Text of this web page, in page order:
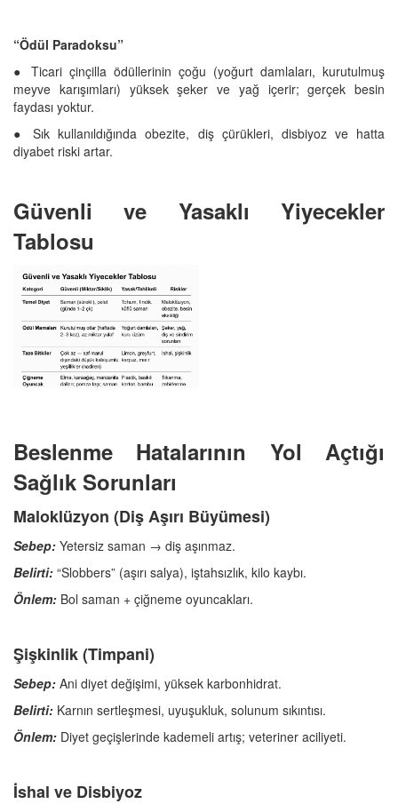
“Ödül Paradoksu”
● Ticari çinçilla ödüllerinin çoğu (yoğurt damlaları, kurutulmuş
meyve karışımları) yüksek şeker ve yağ içerir; gerçek besin
faydası yoktur.
● Sık kullanıldığında obezite, diş çürükleri, disbiyoz ve hatta
diyabet riski artar.
Güvenli ve Yasaklı Yiyecekler
Tablosu
Beslenme Hatalarının Yol Açtığı
Sağlık Sorunları
Maloklüzyon (Diş Aşırı Büyümesi)
Sebep: Yetersiz saman → diş aşınmaz.
Belirti: “Slobbers” (aşırı salya), iştahsızlık, kilo kaybı.
Önlem: Bol saman + çiğneme oyuncakları.
Şişkinlik (Timpani)
Sebep: Ani diyet değişimi, yüksek karbonhidrat.
Belirti: Karnın sertleşmesi, uyuşukluk, solunum sıkıntısı.
Önlem: Diyet geçişlerinde kademeli artış; veteriner aciliyeti.
İshal ve Disbiyoz